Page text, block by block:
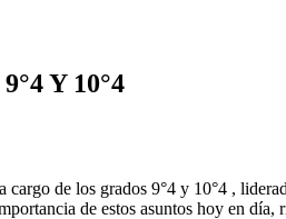
Y 10°4
de los grados 9°4 y 10°4 ,
de estos asuntos hoy en día,